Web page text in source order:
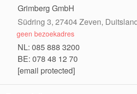
Grimberg GmbH
Südring 3, 27404 Zeven,
geen bezoekadres
NL: 085 888 3200
BE: 078 48 12 70
[email protected]